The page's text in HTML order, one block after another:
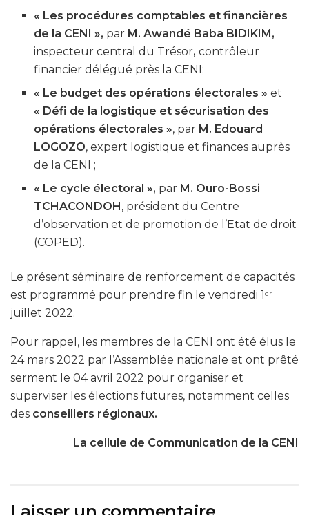
« Les procédures comptables et financières
de la CENI », par M. Awandé Baba BIDIKIM,
inspecteur central du Trésor,contrôleur
financier délégué près la CENI;
« Le budget des opérations électorales » et
« Défi de la logistique et sécurisation des
opérations électorales », par M. Edouard
LOGOZO, expert logistique et finances auprès
de la CENI ;
« Le cycle électoral », par M. Ouro-Bossi
TCHACONDOH, président du Centre
d’observation et de promotion de l’Etat de droit
(COPED).
Le présent séminaire de renforcement de capacités
est programmé pour prendre fin le vendredi 1er
juillet 2022.
Pour rappel, les membres de la CENI ont été élus le
24 mars 2022 par l’Assemblée nationale et ont prêté
serment le 04 avril 2022 pour organiser et
superviser les élections futures, notamment celles
des conseillers régionaux.
La cellule de Communication de la CENI